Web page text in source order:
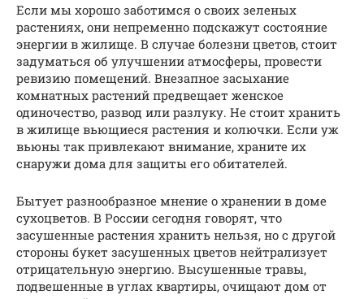
Если мы хорошо заботимся о своих зеленых
растениях, они непременно подскажут состояние
энергии в жилище. В случае болезни цветов, стоит
задуматься об улучшении атмосферы, провести
ревизию помещений. Внезапное засыхание
комнатных растений предвещает женское
одиночество, развод или разлуку. Не стоит хранить
в жилище вьющиеся растения и колючки. Если уж
вьюны так привлекают внимание, храните их
снаружи дома для защиты его обитателей.
Бытует разнообразное мнение о хранении в доме
сухоцветов. В России сегодня говорят, что
засушенные растения хранить нельзя, но с другой
стороны букет засушенных цветов нейтрализует
отрицательную энергию. Высушенные травы,
подвешенные в углах квартиры, очищают дом от